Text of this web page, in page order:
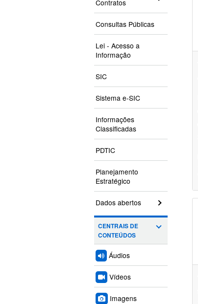
Contratos
Consultas Públicas
Lei - Acesso a
Informação
SIC
Sistema e-SIC
Informações
Classificadas
PDTIC
Planejamento
Estratégico
Dados abertos
CENTRAIS DE
CONTEÚDOS
Áudios
Vídeos
Imagens